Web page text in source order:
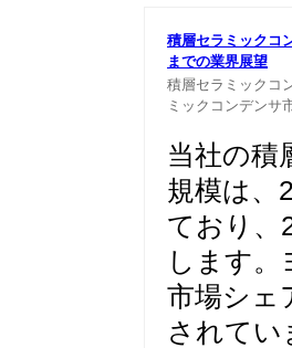
積層セラミックコ
までの業界展望
積層セラミックコ
ミックコンデンサ
当社の積
規模は、
ており、
します
市場シェ
されてい